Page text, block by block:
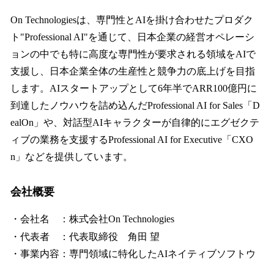
On Technologiesは、専門性とAIを掛け合わせたプロダク
ト"Professional AI"を通じて、日本企業の経営オペレーシ
ョンの中でも特に高度な専門性が要求される領域をAIで
支援し、日本企業全体の生産性と競争力の底上げを目指
します。AIスタートアップとして6年半でARR100億円に
到達したノウハウを詰め込んだProfessional AI for Sales「D
ealOn」や、対話型AIキャラクターが自律的にエグゼクテ
ィブの業務を支援するProfessional AI for Executive「CXO
n」などを提供しています。
会社概要
・会社名 ：株式会社On Technologies
・代表者 ：代表取締役 角田 望
・事業内容：専門領域に特化したAIネイティブソフトウ